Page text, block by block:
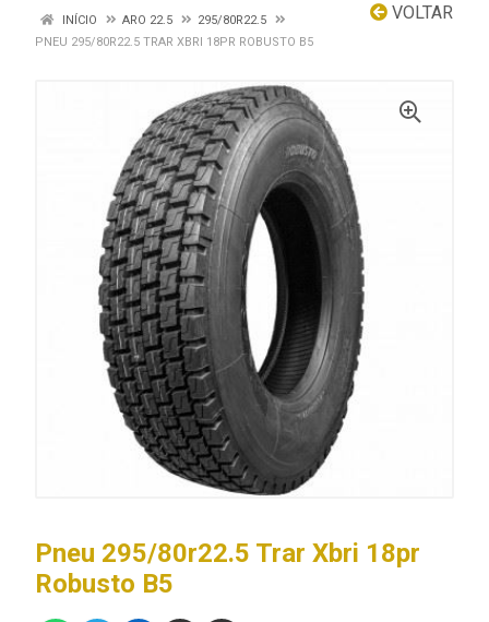
VOLTAR
INÍCIO ARO 22.5
295/80R22.5
PNEU 295/80R22.5 TRAR XBRI 18PR ROBUSTO B5
Pneu 295/80r22.5 Trar Xbri 18pr
Robusto B5